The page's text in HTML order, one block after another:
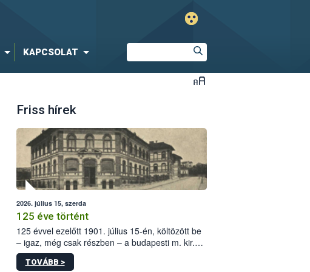
KAPCSOLAT
Friss hírek
2026. július 15, szerda
125 éve történt
125 évvel ezelőtt 1901. július 15-én, költözött be
– igaz, még csak részben – a budapesti m. kir.
állami vetőmagvizsgáló állomás a Kis Rókus utca
15. szám alatti, Czigler Győző által tervezett új
TOVÁBB >